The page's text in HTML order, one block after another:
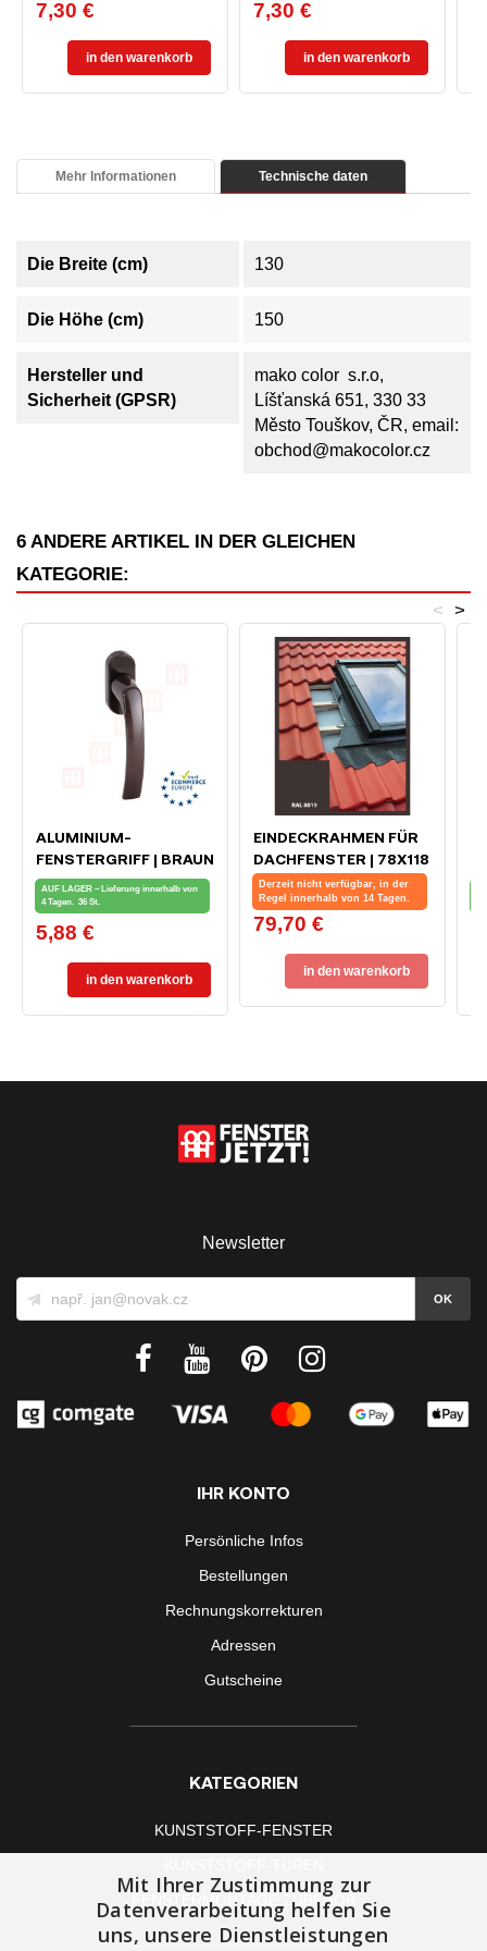
Preis
7,30 €
in den warenkorb
Preis
7,30 €
in den warenkorb
Mehr Informationen Technische daten
Die Breite (cm) 130
Die Höhe (cm) 150
Hersteller und
Sicherheit (GPSR)
mako color s.r.o,
Líšťanská 651, 330 33
Město Touškov, ČR, email:
obchod@makocolor.cz
6 ANDERE ARTIKEL IN DER GLEICHEN
KATEGORIE:
>
<
ALUMINIUM-
FENSTERGRIFF | BRAUN
AUF LAGER – Lieferung innerhalb von
4 Tagen. 36 St.
Preis
5,88 €
in den warenkorb
EINDECKRAHMEN FÜR
DACHFENSTER | 78X118
CM (780X1180 MM) |
BRAUN | FÜR PROFIL
BEDACHUNG
Derzeit nicht verfügbar, in der
Regel innerhalb von 14 Tagen.
Preis
79,70 €
in den warenkorb
Newsletter
IHR KONTO
Persönliche Infos
Bestellungen
Rechnungskorrekturen
Adressen
Gutscheine
KATEGORIEN
KUNSTSTOFF-FENSTER
FENSTERMONTAGE ZUBEHÖR
Mit Ihrer Zustimmung zur
Datenverarbeitung helfen Sie
uns, unsere Dienstleistungen